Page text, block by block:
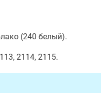
(240 белый).
2114, 2115.